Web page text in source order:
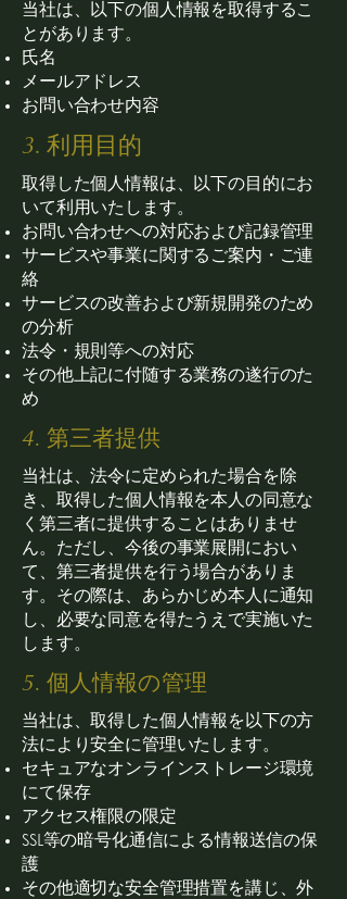
当社は、以下の個人情報を取得するこ
とがあります。
氏名
メールアドレス
お問い合わせ内容
3. 利用目的
取得した個人情報は、以下の目的にお
いて利用いたします。
お問い合わせへの対応および記録管理
サービスや事業に関するご案内・ご連
絡
サービスの改善および新規開発のため
の分析
法令・規則等への対応
その他上記に付随する業務の遂行のた
め
4. 第三者提供
当社は、法令に定められた場合を除
き、取得した個人情報を本人の同意な
く第三者に提供することはありませ
ん。ただし、今後の事業展開におい
て、第三者提供を行う場合がありま
す。その際は、あらかじめ本人に通知
し、必要な同意を得たうえで実施いた
します。
5. 個人情報の管理
当社は、取得した個人情報を以下の方
法により安全に管理いたします。
セキュアなオンラインストレージ環境
にて保存
アクセス権限の限定
SSL等の暗号化通信による情報送信の保
護
その他適切な安全管理措置を講じ、外